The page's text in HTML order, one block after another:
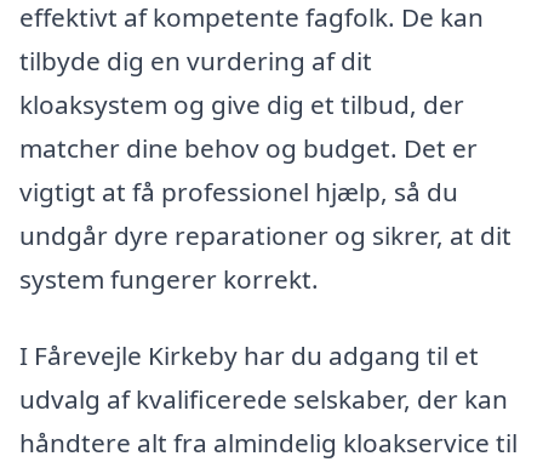
effektivt af kompetente fagfolk. De kan
tilbyde dig en vurdering af dit
kloaksystem og give dig et tilbud, der
matcher dine behov og budget. Det er
vigtigt at få professionel hjælp, så du
undgår dyre reparationer og sikrer, at dit
system fungerer korrekt.
I Fårevejle Kirkeby har du adgang til et
udvalg af kvalificerede selskaber, der kan
håndtere alt fra almindelig kloakservice til